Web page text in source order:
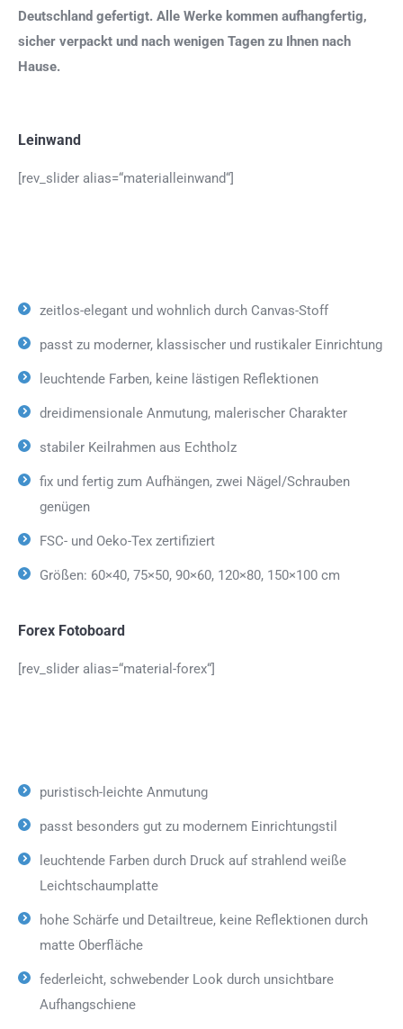
Deutschland gefertigt. Alle Werke kommen aufhangfertig,
sicher verpackt und nach wenigen Tagen zu Ihnen nach
Hause.
Leinwand
[rev_slider alias=“materialleinwand“]
zeitlos-elegant und wohnlich durch Canvas-Stoff
passt zu moderner, klassischer und rustikaler Einrichtung
leuchtende Farben, keine lästigen Reflektionen
dreidimensionale Anmutung, malerischer Charakter
stabiler Keilrahmen aus Echtholz
fix und fertig zum Aufhängen, zwei Nägel/Schrauben
genügen
FSC- und Oeko-Tex zertifiziert
Größen: 60×40, 75×50, 90×60, 120×80, 150×100 cm
Forex Fotoboard
[rev_slider alias=“material-forex“]
puristisch-leichte Anmutung
passt besonders gut zu modernem Einrichtungstil
leuchtende Farben durch Druck auf strahlend weiße
Leichtschaumplatte
hohe Schärfe und Detailtreue, keine Reflektionen durch
matte Oberfläche
federleicht, schwebender Look durch unsichtbare
Aufhangschiene